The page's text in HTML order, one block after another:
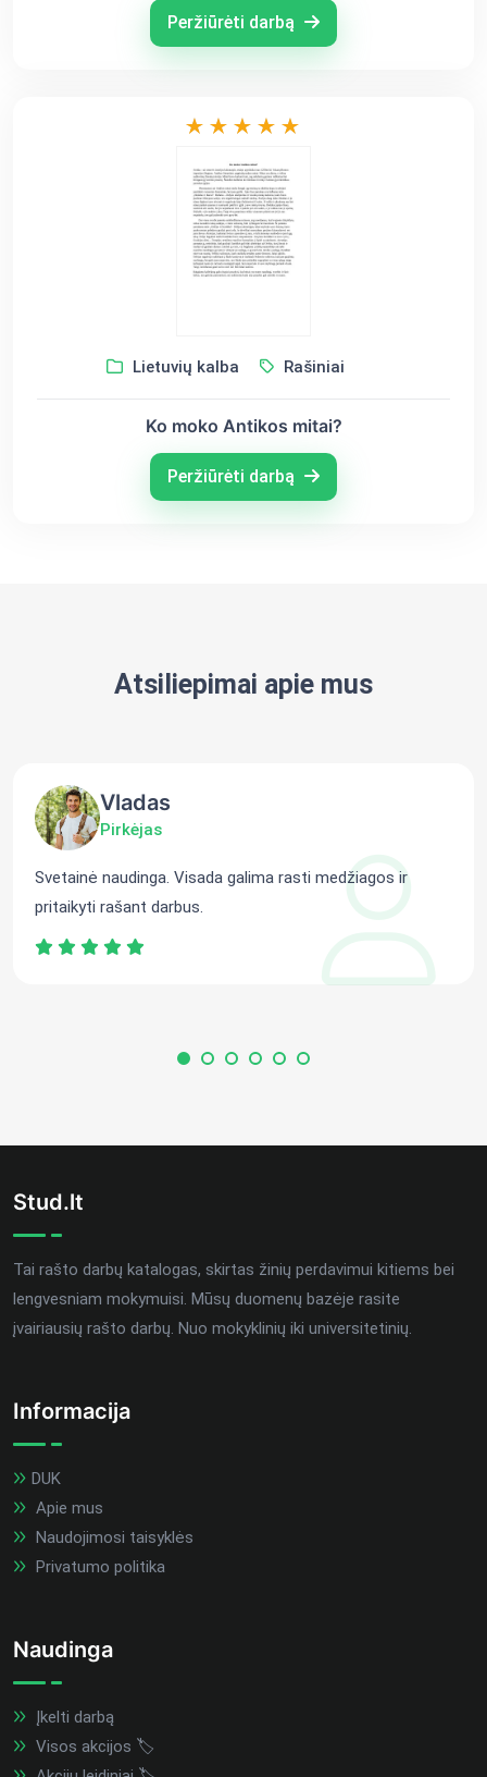
Peržiūrėti darbą
Lietuvių kalba Rašiniai
Ko moko Antikos mitai?
Peržiūrėti darbą
Atsiliepimai apie mus
Vladas
Pirkėjas
Svetainė naudinga. Visada galima rasti medžiagos ir
pritaikyti rašant darbus.
Stud.lt
Tai rašto darbų katalogas, skirtas žinių perdavimui kitiems bei
lengvesniam mokymuisi. Mūsų duomenų bazėje rasite
įvairiausių rašto darbų. Nuo mokyklinių iki universitetinių.
Informacija
DUK
Apie mus
Naudojimosi taisyklės
Privatumo politika
Naudinga
Įkelti darbą
Visos akcijos 🏷️